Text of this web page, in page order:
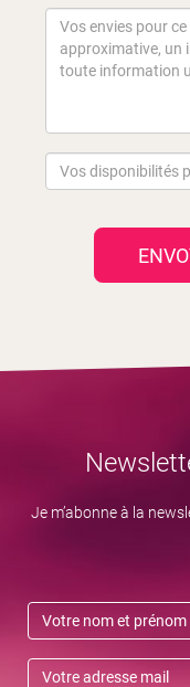
Je m’abonne à la